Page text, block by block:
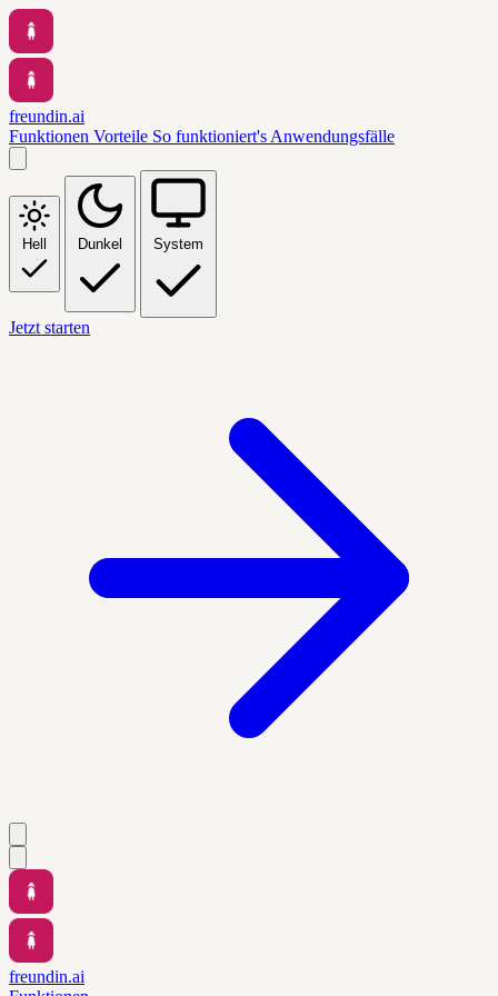
freundin.ai
Funktionen Vorteile So funktioniert's Anwendungsfälle
Hell Dunkel System
Jetzt starten
freundin.ai